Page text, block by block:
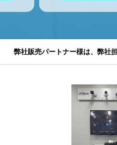
弊社販売パートナー様は、弊社